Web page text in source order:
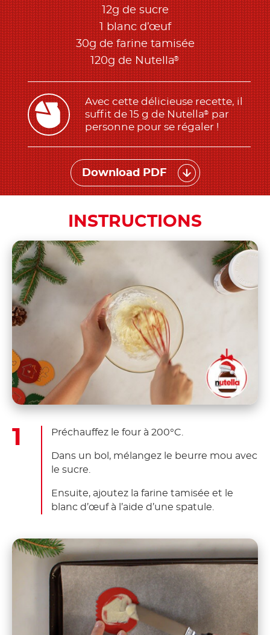
12g de sucre
1 blanc d’œuf
30g de farine tamisée
120g de Nutella®
Avec cette délicieuse recette, il
suffit de 15 g de Nutella®par
personne pour se régaler !
Download PDF
INSTRUCTIONS
Préchauffez le four à 200°C.
Dans un bol, mélangez le beurre mou avec
le sucre.
Ensuite, ajoutez la farine tamisée et le
blanc d’œuf à l’aide d’une spatule.